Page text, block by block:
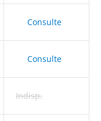
Consulte
Consulte
Indisp.